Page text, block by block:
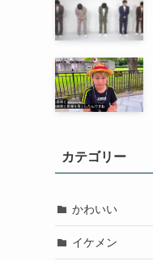
カテゴリー
かわいい
イケメン